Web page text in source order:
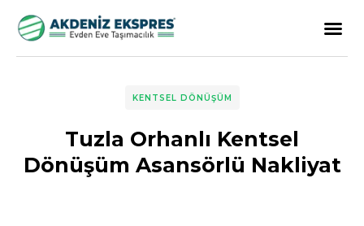
KENTSEL DÖNÜŞÜM
Tuzla Orhanlı Kentsel
Dönüşüm Asansörlü Nakliyat